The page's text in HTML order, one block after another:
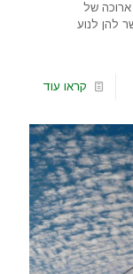
של
להן לנוע
קראו עוד